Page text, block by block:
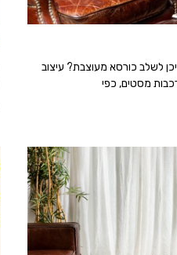
לשלב כורסא מעוצבת? עיצוב
מסטים, כפי